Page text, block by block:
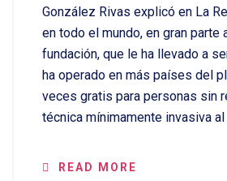
González Rivas explicó en La
en todo el mundo, en gran parte
fundación, que le ha llevado a
ha operado en más países del
veces gratis para personas sin
técnica mínimamente invasiva al
READ MORE